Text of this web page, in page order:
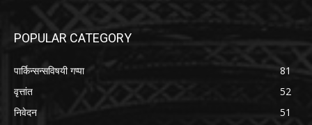
POPULAR CATEGORY
पार्किन्सन्सविषयी गप्पा
81
वृत्तांत
52
निवेदन
51